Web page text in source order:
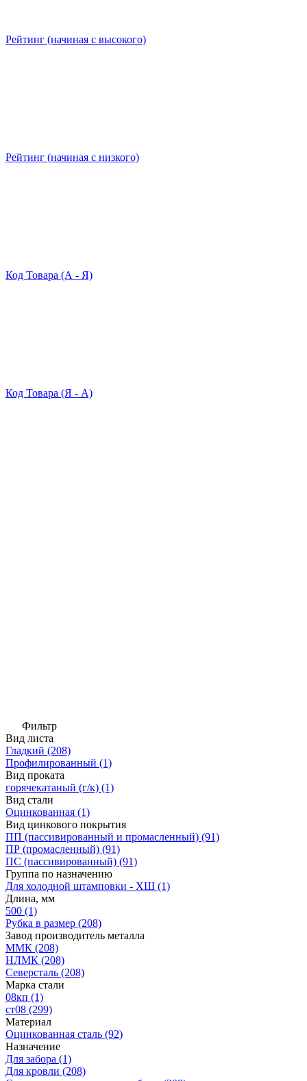
Рейтинг (начиная с высокого)
Рейтинг (начиная с низкого)
Код Товара (А - Я)
Код Товара (Я - А)
Фильтр
Вид листа
Гладкий (208)
Профилированный (1)
Вид проката
горячекатаный (г/к) (1)
Вид стали
Оцинкованная (1)
Вид цинкового покрытия
ПП (пассивированный и промасленный) (91)
ПР (промасленный) (91)
ПС (пассивированный) (91)
Группа по назначению
Для холодной штамповки - ХШ (1)
Длина, мм
500 (1)
Рубка в размер (208)
Завод производитель металла
ММК (208)
НЛМК (208)
Северсталь (208)
Марка стали
08кп (1)
ст08 (299)
Материал
Оцинкованная сталь (92)
Назначение
Для забора (1)
Для кровли (208)